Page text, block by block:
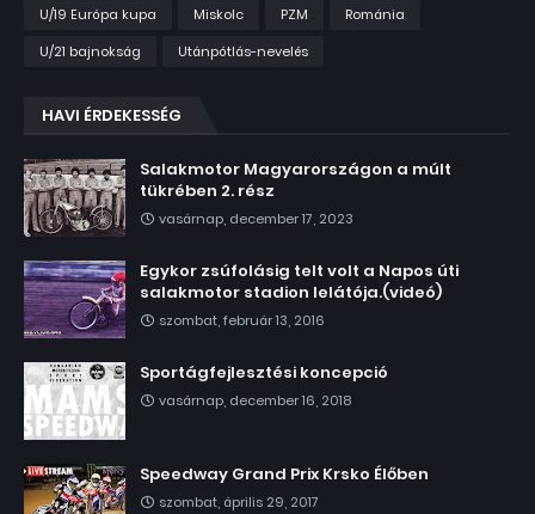
U/19 Európa kupa
Miskolc PZM
Románia
U/21 bajnokság
Utánpótlás-nevelés
HAVI ÉRDEKESSÉG
Salakmotor Magyarországon a múlt
tükrében 2. rész
vasárnap, december 17, 2023
Egykor zsúfolásig telt volt a Napos úti
salakmotor stadion lelátója.(videó)
szombat, február 13, 2016
Sportágfejlesztési koncepció
vasárnap, december 16, 2018
Speedway Grand Prix Krsko Élőben
szombat, április 29, 2017